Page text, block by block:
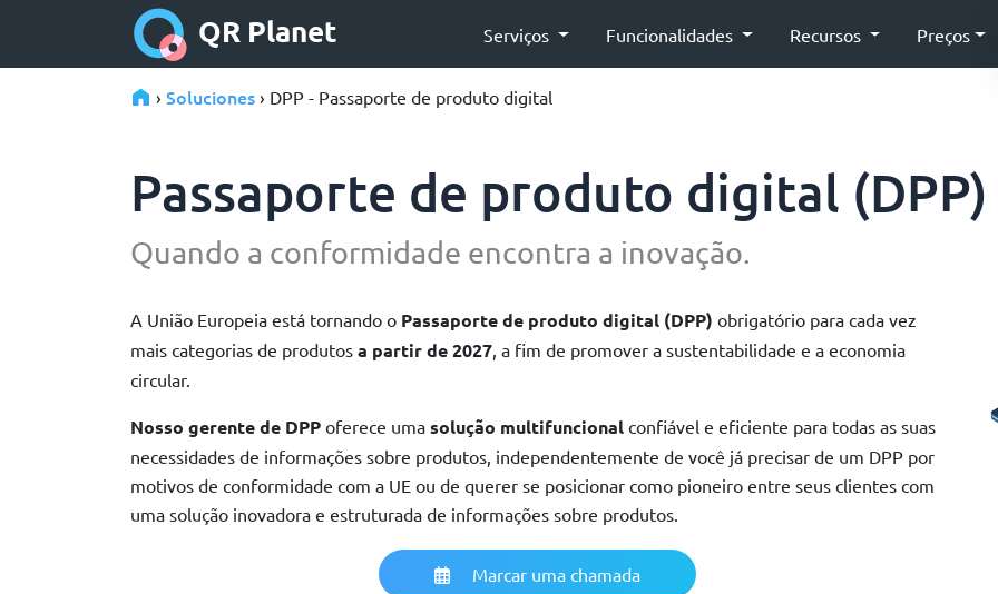
QR Planet Serviços Funcionalidades Recursos Preços
› Soluciones › DPP - Passaporte de produto digital
Passaporte de produto digital (DPP)
Quando a conformidade encontra a inovação.
A União Europeia está tornando o Passaporte de produto digital (DPP) obrigatório para cada vez
mais categorias de produtos a partir de 2027, a fim de promover a sustentabilidade e a economia
circular.
Nosso gerente de DPP oferece uma solução multifuncional confiável e eficiente para todas as suas
necessidades de informações sobre produtos, independentemente de você já precisar de um DPP por
motivos de conformidade com a UE ou de querer se posicionar como pioneiro entre seus clientes com
uma solução inovadora e estruturada de informações sobre produtos.
Marcar uma chamada